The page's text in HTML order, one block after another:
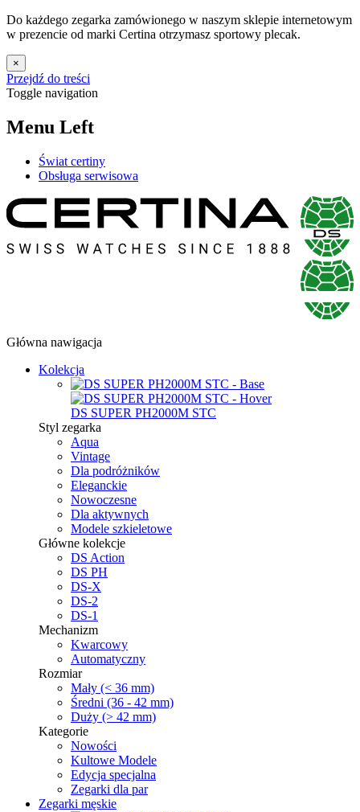
Do każdego zegarka zamówionego w naszym sklepie internetowym
w prezencie od marki Certina otrzymasz sportowy plecak.
×
Przejdź do treści
Toggle navigation
Menu Left
Świat certiny
Obsługa serwisowa
Główna nawigacja
Kolekcja
DS SUPER PH2000M STC
Styl zegarka
Aqua
Vintage
Dla podróżników
Eleganckie
Nowoczesne
Dla aktywnych
Modele szkieletowe
Główne kolekcje
DS Action
DS PH
DS-X
DS-2
DS-1
Mechanizm
Kwarcowy
Automatyczny
Rozmiar
Mały (< 36 mm)
Średni (36 - 42 mm)
Duży (> 42 mm)
Kategorie
Nowości
Kultowe Modele
Edycja specjalna
Zegarki dla par
Zegarki męskie